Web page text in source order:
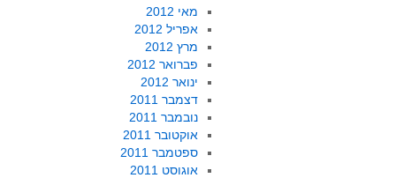
מאי 2012
אפריל 2012
מרץ 2012
פברואר 2012
ינואר 2012
דצמבר 2011
נובמבר 2011
אוקטובר 2011
ספטמבר 2011
אוגוסט 2011